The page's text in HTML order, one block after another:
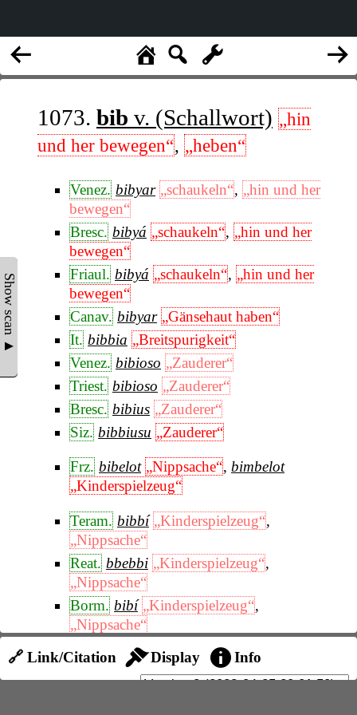
Show scan ▲
1073. bib v. (Schallwort) „hin
und her bewegen“, „heben“
Venez. bibyar „schaukeln“, „hin und her
bewegen“
Bresc. bibyá „schaukeln“, „hin und her
bewegen“
Friaul. bibyá „schaukeln“, „hin und her
bewegen“
Canav. bibyar „Gänsehaut haben“
It. bibbia „Breitspurigkeit“
Venez. bibioso „Zauderer“
Triest. bibioso „Zauderer“
Bresc. bibius „Zauderer“
Siz. bibbiusu „Zauderer“
Frz. bibelot „Nippsache“, bimbelot
„Kinderspielzeug“
Teram. bibbí „Kinderspielzeug“,
„Nippsache“
Reat. bbebbi „Kinderspielzeug“,
„Nippsache“
Borm. bibí „Kinderspielzeug“,
„Nippsache“
Süd
frz. bibié „Kinderspielzeug“
„Nippsache“
🔗 Link/Citation Display Info